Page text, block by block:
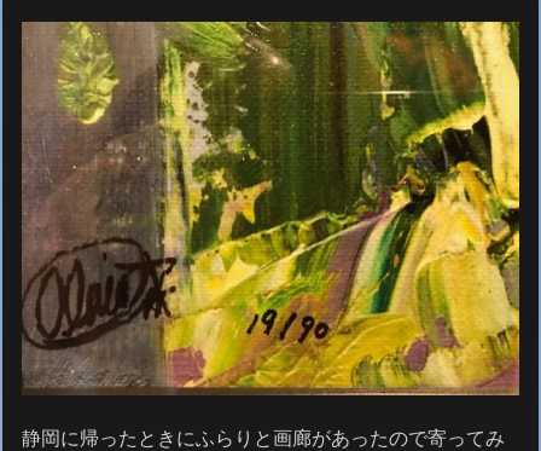
静岡に帰ったときにふらりと画廊があったので寄ってみ